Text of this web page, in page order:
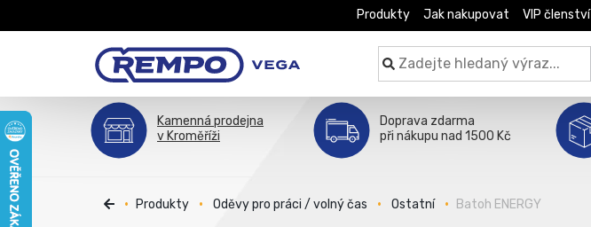
Produkty Jak nakupovat VIP členství
Kamenná prodejna
v Kroměříži
Doprava zdarma
při nákupu nad 1500 Kč
Produkty Oděvy pro práci / volný čas Ostatní Batoh ENERGY